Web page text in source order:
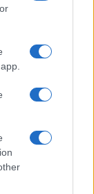
ombelico del
vicesindaco:
privata̶…
due furgoni